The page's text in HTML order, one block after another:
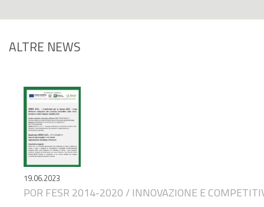
ALTRE NEWS
19.06.2023
POR FESR 2014-2020 / INNOVAZIONE E